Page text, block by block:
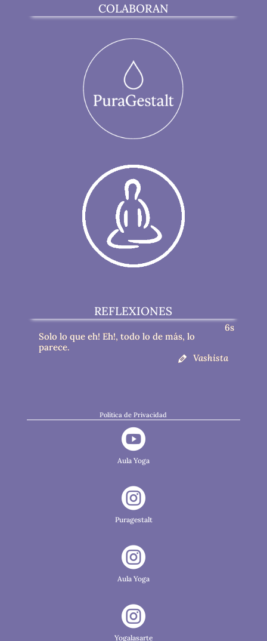
COLABORAN
REFLEXIONES
5s
Solo lo que eh! Eh!, todo lo de más, lo
parece.
Vashista
Política de Privacidad

Aula Yoga

Puragestalt

Aula Yoga

Yogalasarte